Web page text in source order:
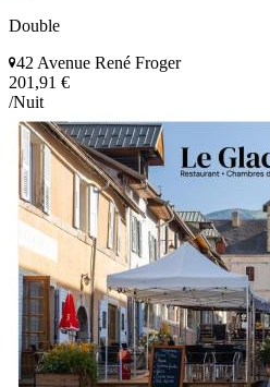
Double
42 Avenue René Froger
201,91 €
/Nuit